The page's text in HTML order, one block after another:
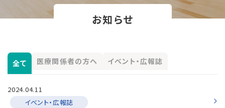
お知らせ
全て 医療関係者の方へ イベント・広報誌
2024.04.11
イベント・広報誌